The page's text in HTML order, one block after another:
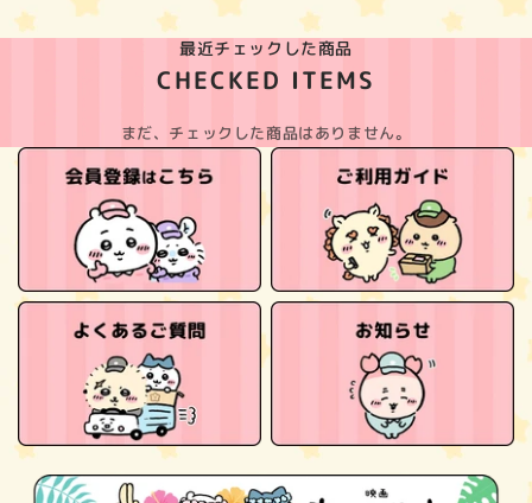
最近チェックした商品
CHECKED ITEMS
まだ、チェックした商品はありません。